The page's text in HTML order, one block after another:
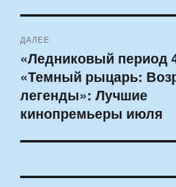
ДАЛЕЕ
Следующая
запись:
«Ледниковый период
«Темный рыцарь:
легенды»: Лучшие
кинопремьеры июля